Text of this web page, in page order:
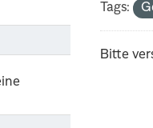
Tags:
Bitte